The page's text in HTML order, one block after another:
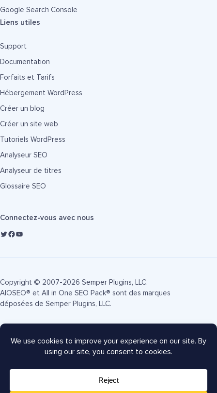
Google Search Console
Liens utiles
Support
Documentation
Forfaits et Tarifs
Hébergement WordPress
Créer un blog
Créer un site web
Tutoriels WordPress
Analyseur SEO
Analyseur de titres
Glossaire SEO
Connectez-vous avec nous
Copyright © 2007-2026 Semper Plugins, LLC.
AIOSEO® et All in One SEO Pack® sont des marques
déposées de Semper Plugins, LLC.
Conditions d'utilisation
Divulgation FTC
Plan du site Coupon AIOSEO